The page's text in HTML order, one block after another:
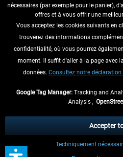
RENONCER AU CONTRAT ICI
INFORMATIONS
NE MANQUEZ PAS LES
échéant, frais de remboursement, si
** S'applique aux envois vers
consulter les
nécessaires (par exemple pour le panier),
offres et à vous offrir une
Vous acceptez les cookies suivants en
trouverez des informations
confidentialité, où vous pourrez
moment. Il suffit d'aller à la page avec
données. Consultez notre
Google Tag Manager: Tracking and
Analysis ,
Techniquement
Accepter